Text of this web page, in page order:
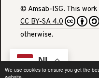
We use cookies to ensure you get the
© Amsab-ISG. This
CC BY-SA 4.0
otherwise.
NL